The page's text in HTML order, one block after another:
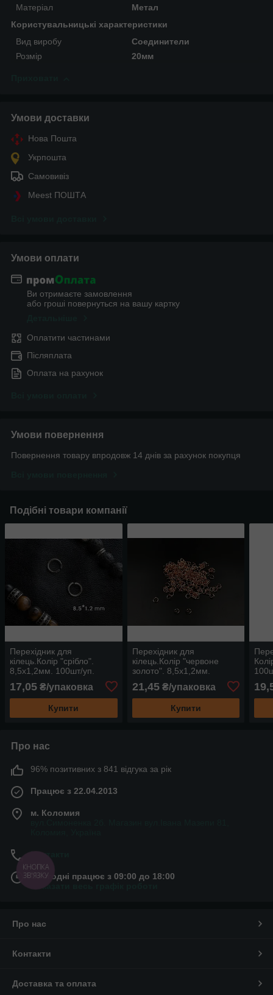
Матеріал
Метал
Користувальницькі характеристики
Вид виробу
Соединители
Розмір
20мм
Умови доставки
Нова Пошта
Укрпошта
Самовивіз
Meest ПОШТА
Умови оплати
Ви отримаєте замовлення
або гроші повернуться на вашу картку
Оплатити частинами
Післяплата
Оплата на рахунок
Умови повернення
Повернення товару впродовж 14 днів за рахунок покупця
Подібні товари компанії
Перехідник для
кілець.Колір "срібло".
8,5х1,2мм. 100шт/уп.
17,05 ₴/упаковка
Купити
Перехідник для
кілець.Колір "червоне
золото". 8,5х1,2мм.
21,45₴/упаковка
Купити
Про нас
96% позитивних з 841 відгука за рік
Працює з 22.04.2013
м. Коломия
Контакти
Сьогодні працює з 09:00 до 18:00
Показати весь графік роботи
Про нас
Контакти
Доставка та оплата
КНОПКА
ЗВ'ЯЗКУ